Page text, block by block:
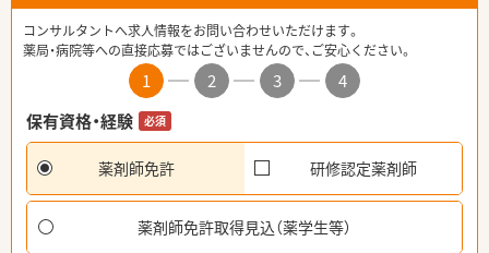
コンサルタントへ求人情報をお問い合わせいただけます。
薬局・病院等への直接応募ではございませんので、ご安心ください。
1 2 3
4
保有資格・経験
必須
薬剤師免許 研修認定薬剤師
薬剤師免許取得見込（薬学生等）